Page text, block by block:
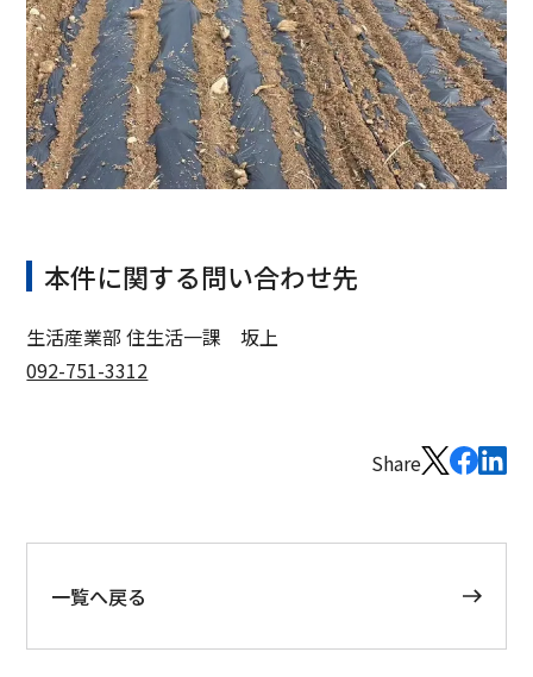
本件に関する問い合わせ先
生活産業部 住生活一課 坂上
092-751-3312
Share
一覧へ戻る